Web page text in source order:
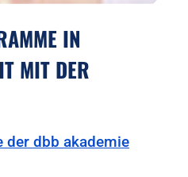
IN
MIT DER
der dbb akademie